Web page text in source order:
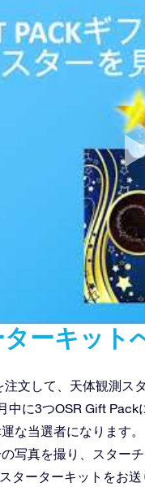
ーキット
文して、天体観測ス
中に3つOSR Gift
な当選者になります
写真を撮り、スターチ
ターターキットをお送